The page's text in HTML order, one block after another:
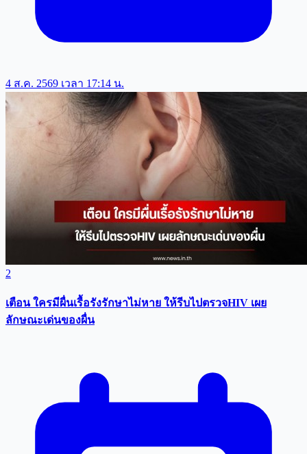
4 ส.ค. 2569 เวลา 17:14 น.
2
เตือน ใครมีผื่นเรื้อรังรักษาไม่หาย ให้รีบไปตรวจHIV เผย
ลักษณะเด่นของผื่น